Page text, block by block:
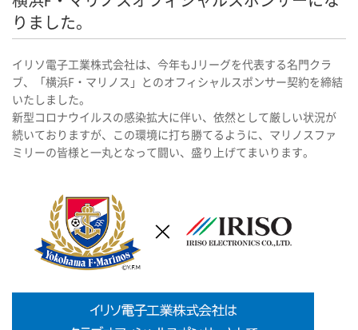
りました。
イリソ電子工業株式会社は、今年もJリーグを代表する名門クラ
ブ、「横浜F・マリノス」とのオフィシャルスポンサー契約を締結
いたしました。
新型コロナウイルスの感染拡大に伴い、依然として厳しい状況が
続いておりますが、この環境に打ち勝てるように、マリノスファ
ミリーの皆様と一丸となって闘い、盛り上げてまいります。